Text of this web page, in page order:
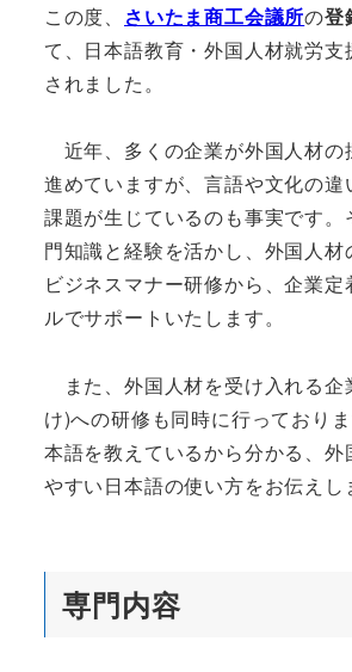
この度、 さいたま商工会議所の登
て、日本語教育・外国人材就労
されました。
近年、多くの企業が外国人材の
進めていますが、言語や文化の違
課題が生じているのも事実です
門知識と経験を活かし、外国人
ビジネスマナー研修から、企業定
ルでサポートいたします。
また、外国人材を受け入れる企
け)への研修も同時に行っており
本語を教えているから分かる、外
やすい日本語の使い方をお伝えし
専門内容